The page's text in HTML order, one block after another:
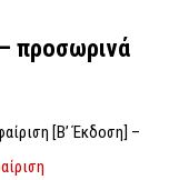
προσωρινά
[Β’ Έκδοση] –